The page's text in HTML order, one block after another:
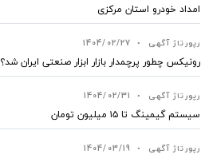
امداد خودرو استان مرکزی
رپورتاژ آگهی •
1404/02/27
رونیکس چطور پرچمدار بازار ابزار صنعتی ایران شد؟
رپورتاژ آگهی •
1404/02/31
سیستم گیمینگ تا ۱۵ میلیون تومان
رپورتاژ آگهی •
1404/03/19